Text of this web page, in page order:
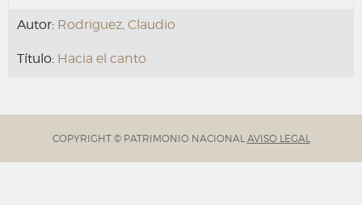
Autor: Rodriguez, Claudio
Título: Hacia el canto
COPYRIGHT © PATRIMONIO NACIONAL AVISO LEGAL